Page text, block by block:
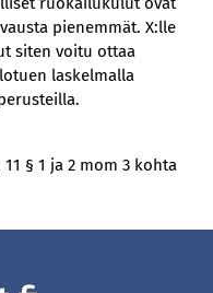
pienemmät. X:lle
siten voitu ottaa
laskelmalla
§ 1 ja 2 mom 3 kohta